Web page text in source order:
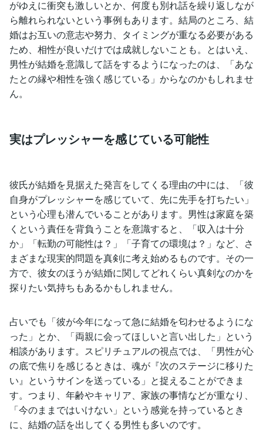
がゆえに衝突も激しいとか、何度も別れ話を繰り返しなが
ら離れられないという事例もあります。結局のところ、結
婚はお互いの意志や努力、タイミングが重なる必要がある
ため、相性が良いだけでは成就しないことも。とはいえ、
男性が結婚を意識して話をするようになったのは、「あな
たとの縁や相性を強く感じている」からなのかもしれませ
ん。
実はプレッシャーを感じている可能性
彼氏が結婚を見据えた発言をしてくる理由の中には、「彼
自身がプレッシャーを感じていて、先に先手を打ちたい」
という心理も潜んでいることがあります。男性は家庭を築
くという責任を背負うことを意識すると、「収入は十分
か」「転勤の可能性は？」「子育ての環境は？」など、さ
まざまな現実的問題を真剣に考え始めるものです。その一
方で、彼女のほうが結婚に関してどれくらい真剣なのかを
探りたい気持ちもあるかもしれません。
占いでも「彼が今年になって急に結婚を匂わせるようにな
った」とか、「両親に会ってほしいと言い出した」という
相談があります。スピリチュアルの視点では、「男性が心
の底で焦りを感じるときは、魂が『次のステージに移りた
い』というサインを送っている」と捉えることができま
す。つまり、年齢やキャリア、家族の事情などが重なり、
「今のままではいけない」という感覚を持っているとき
に、結婚の話を出してくる男性も多いのです。